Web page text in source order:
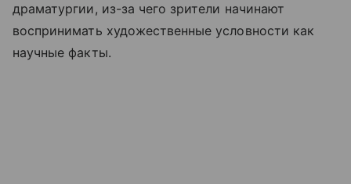
драматургии, из-за чего зрители начинают
воспринимать художественные условности как
научные факты.